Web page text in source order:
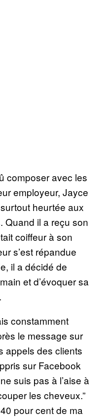
composer avec les
employeur, Jayce
heurtée aux
Quand il a reçu son
coiffeur à son
s’est répandue
il a décidé de
et d’évoquer sa
constamment
le message sur
appels des clients
sur Facebook
suis pas à l’aise à
les cheveux.”
pour cent de ma